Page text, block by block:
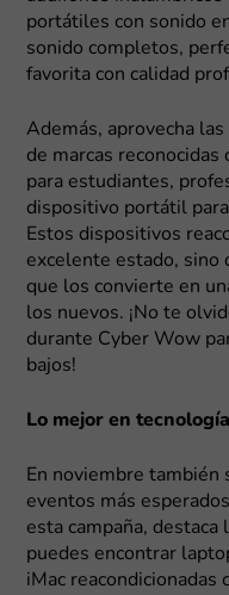
portátiles con sonido
sonido completos,
favorita con calidad
Además, aprovecha
de marcas
para estudiantes,
dispositivo portátil
Estos dispositivos
excelente estado, sino
que los convierte en
los nuevos. ¡No te
durante Cyber Wow
bajos!
Lo mejor en
En noviembre también
eventos más
esta campaña, destaca
puedes encontrar
iMac reacondicionadas